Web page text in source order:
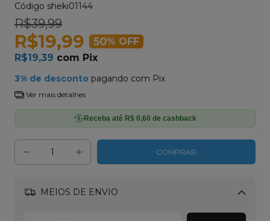
Código sheki01144
R$39,99
R$19,99 50% OFF
R$19,39 com Pix
3% de desconto pagando com Pix
Ver mais detalhes
Receba até R$ 0,60 de cashback
MEIOS DE ENVIO
Alterar CEP